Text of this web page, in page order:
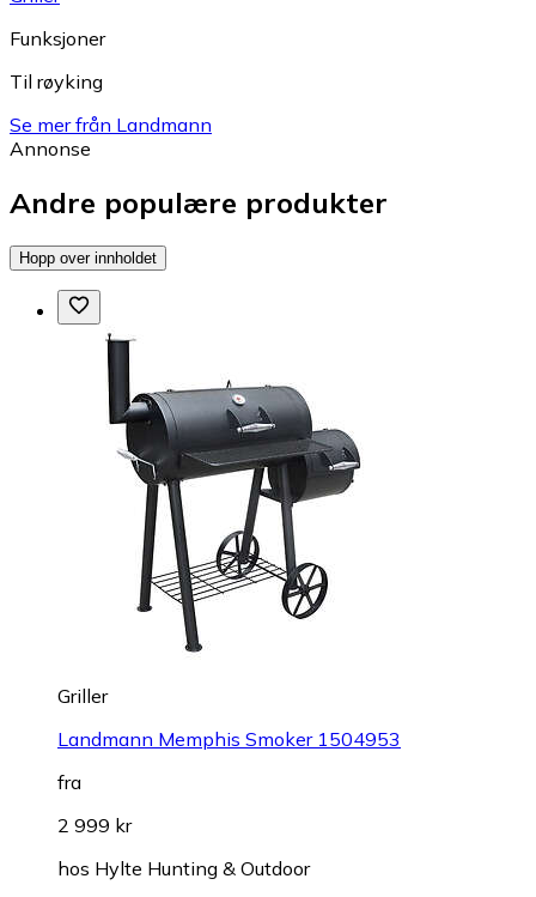
Funksjoner
Til røyking
Se mer från Landmann
Annonse
Andre populære produkter
Hopp over innholdet
Griller
Landmann Memphis Smoker 1504953
fra
2 999 kr
hos Hylte Hunting & Outdoor